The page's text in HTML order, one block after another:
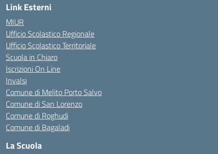
Link Esterni
MIUR
Ufficio Scolastico Regionale
Ufficio Scolastico Territoriale
Scuola in Chiaro
Iscrizioni On Line
Invalsi
Comune di Melito Porto Salvo
Comune di San Lorenzo
Comune di Roghudi
Comune di Bagaladi
La Scuola